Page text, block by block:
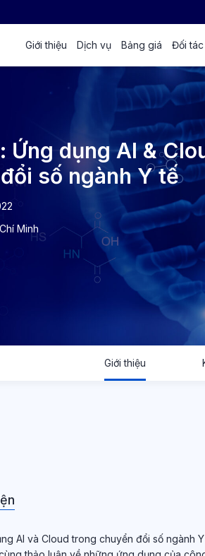
Giới thiệu Dịch vụ Bảng giá Đối tác
Ứng dụng AI &
số ngành Y tế
Minh
Giới thiệu
AI và Cloud trong chuyển đổi số ngành